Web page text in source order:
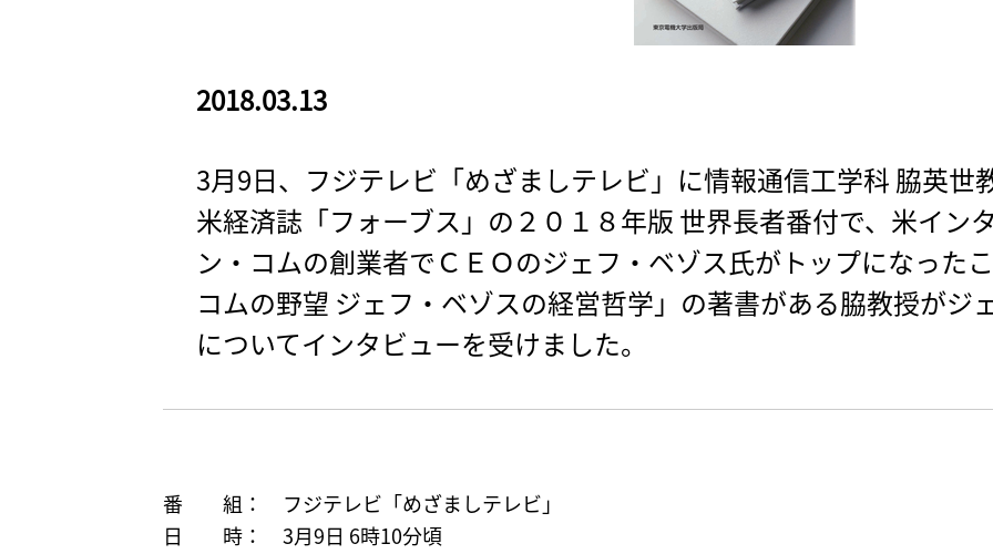
2018.03.13
3月9日、フジテレビ「めざましテレビ」に情報通信工学科 脇英世
米経済誌「フォーブス」の２０１８年版 世界長者番付で、米イン
ン・コムの創業者でＣＥＯのジェフ・ベゾス氏がトップになった
コムの野望 ジェフ・ベゾスの経営哲学」の著書がある脇教授がジ
についてインタビューを受けました。
番 組： フジテレビ「めざましテレビ」
日 時： 3月9日 6時10分頃